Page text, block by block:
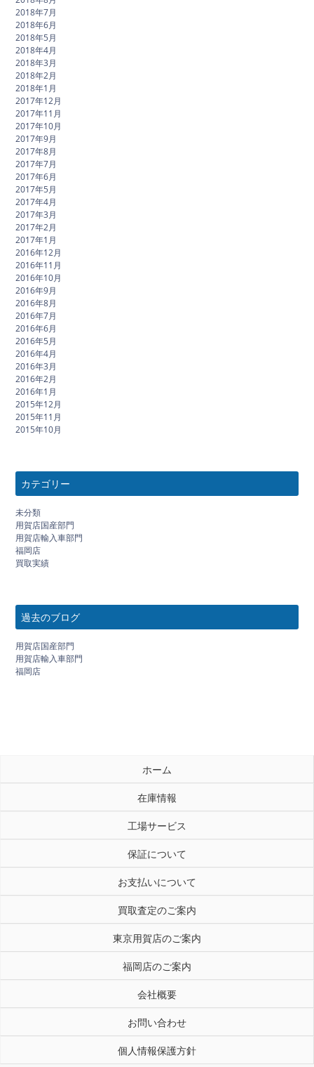
2018年7月
2018年6月
2018年5月
2018年4月
2018年3月
2018年2月
2018年1月
2017年12月
2017年11月
2017年10月
2017年9月
2017年8月
2017年7月
2017年6月
2017年5月
2017年4月
2017年3月
2017年2月
2017年1月
2016年12月
2016年11月
2016年10月
2016年9月
2016年8月
2016年7月
2016年6月
2016年5月
2016年4月
2016年3月
2016年2月
2016年1月
2015年12月
2015年11月
2015年10月
カテゴリー
未分類
用賀店国産部門
用賀店輸入車部門
福岡店
買取実績
過去のブログ
用賀店国産部門
用賀店輸入車部門
福岡店
ホーム
在庫情報
工場サービス
保証について
お支払いについて
買取査定のご案内
東京用賀店のご案内
福岡店のご案内
会社概要
お問い合わせ
個人情報保護方針